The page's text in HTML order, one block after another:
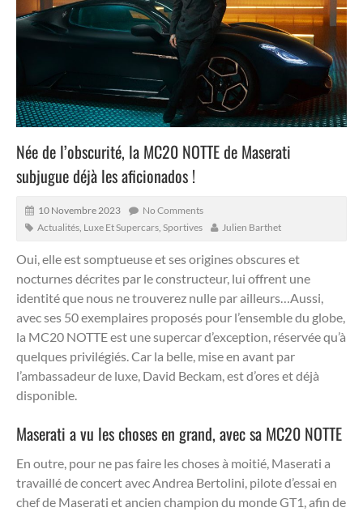
Née de l’obscurité, la MC20 NOTTE de Maserati
subjugue déjà les aficionados !
10 Novembre 2023
No Comments
Actualités Luxe Et Supercars Sportives Julien Barthet
Oui, elle est somptueuse et ses origines obscures et
nocturnes décrites par le constructeur, lui offrent une
identité que nous ne trouverez nulle par ailleurs…Aussi,
avec ses 50 exemplaires proposés pour l’ensemble du globe,
la MC20 NOTTE est une supercar d’exception, réservée qu’à
quelques privilégiés. Car la belle, mise en avant par
l’ambassadeur de luxe, David Beckam, est d’ores et déjà
disponible.
Maserati a vu les choses en grand, avec sa MC20 NOTTE
En outre, pour ne pas faire les choses à moitié, Maserati a
travaillé de concert avec Andrea Bertolini, pilote d’essai en
chef de Maserati et ancien champion du monde GT1, afin de